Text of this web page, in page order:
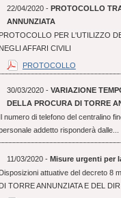
22/04/2020 - PROTOCOLLO
ANNUNZIATA
PROTOCOLLO PER L'UTILIZZO
NEGLI AFFARI CIVILI
PROTOCOLLO
30/03/2020 - VARIAZIONE
DELLA PROCURA DI TORRE
Il numero di telefono del centralino
addetto risponderà
11/03/2020 - Misure urgenti per
Disposizioni attuative del decreto 8
DI TORRE ANNUNZIATA E DEL